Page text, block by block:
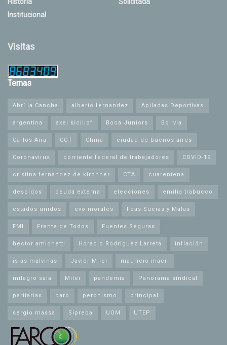
Historia
Institucional
Solicitada
Visitas
Temas
Abrí la Cancha alberto fernandez Apiladas Deportivas
argentina axel kicillof Boca Juniors Bolivia
Carlos Aira CGT China ciudad de buenos aires
Coronavirus corriente federal de trabajadores COVID-19
cristina fernandez de kirchner CTA cuarentena
despidos deuda externa elecciones emilia trabucco
estados unidos evo morales Feas Sucias y Malas
FMI Frente de Todos Fuentes Seguras
hector amichetti Horacio Rodríguez Larreta inflación
islas malvinas Javier Milei mauricio macri
milagro sala Milei pandemia Panorama sindical
paritarias paro peronismo principal
sergio massa Sipreba UOM UTEP